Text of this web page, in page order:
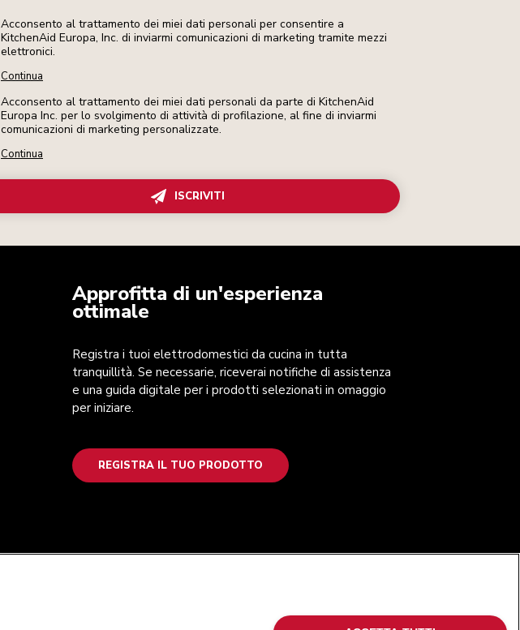
Acconsento al trattamento dei miei dati personali per consentire a
KitchenAid Europa, Inc. di inviarmi comunicazioni di marketing tramite mezzi
elettronici.
Continua
Acconsento al trattamento dei miei dati personali da parte di KitchenAid
Europa Inc. per lo svolgimento di attività di profilazione, al fine di inviarmi
comunicazioni di marketing personalizzate.
Continua
ISCRIVITI
Approfitta di un'esperienza
ottimale
Registra i tuoi elettrodomestici da cucina in tutta
tranquillità. Se necessarie, riceverai notifiche di assistenza
e una guida digitale per i prodotti selezionati in omaggio
per iniziare.
REGISTRA IL TUO PRODOTTO